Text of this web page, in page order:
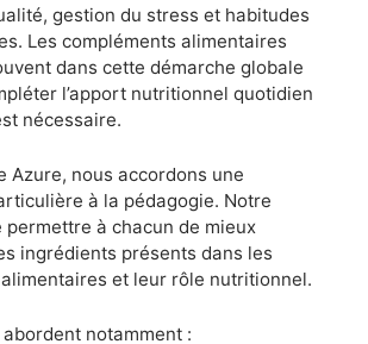
gestion du stress et habitudes
Les compléments alimentaires
dans cette démarche globale
l’apport nutritionnel quotidien
nécessaire.
Azure, nous accordons une
à la pédagogie. Notre
à chacun de mieux
ingrédients présents dans les
et leur rôle nutritionnel.
notamment :